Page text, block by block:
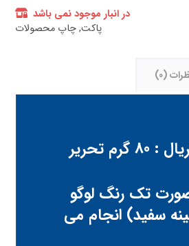
در انبار موجود نمی باشد
پاکت,چاپ محصولات
(0)
تحریر
تک رنگ لوگو
سفید) انجام می